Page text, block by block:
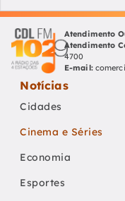
Atendimento
Atendimento
4700
E-mail:
Notícias
Cidades
Cinema e Séries
Economia
Esportes